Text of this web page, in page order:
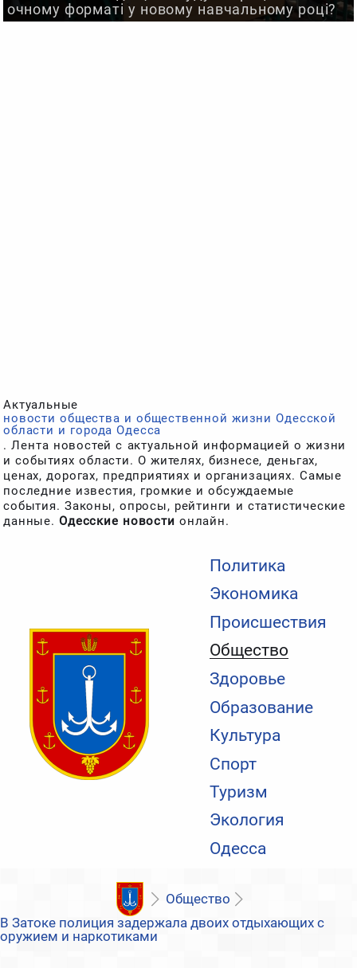
Политика
Экономика
Происшествия
Общество
Здоровье
Образование
Культура
Спорт
Туризм
Экология
Одесса
очному форматі у новому навчальному році?
Актуальные
новости общества и общественной жизни Одесской
области и города Одесса
. Лента новостей с актуальной информацией о жизни
и событиях области. О жителях, бизнесе, деньгах,
ценах, дорогах, предприятиях и организациях. Самые
последние известия, громкие и обсуждаемые
события. Законы, опросы, рейтинги и статистические
данные.Одесские новости онлайн.
Общество
В Затоке полиция задержала двоих отдыхающих с
оружием и наркотиками